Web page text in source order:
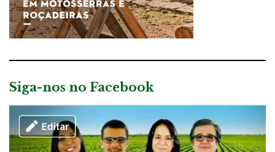
Siga-nos no Facebook